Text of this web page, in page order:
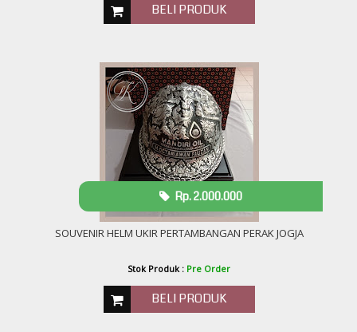
BELI PRODUK
SOUVENIR HELM UKIR PERTAMBANGAN PERAK JOGJA
Rp. 2.000.000
Stok Produk : Pre Order
BELI PRODUK